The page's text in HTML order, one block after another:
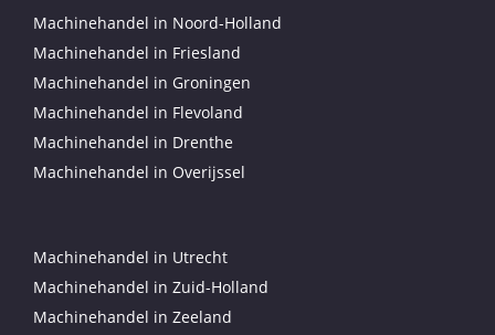
Machinehandel in Noord-Holland
Machinehandel in Friesland
Machinehandel in Groningen
Machinehandel in Flevoland
Machinehandel in Drenthe
Machinehandel in Overijssel
Machinehandel in Utrecht
Machinehandel in Zuid-Holland
Machinehandel in Zeeland